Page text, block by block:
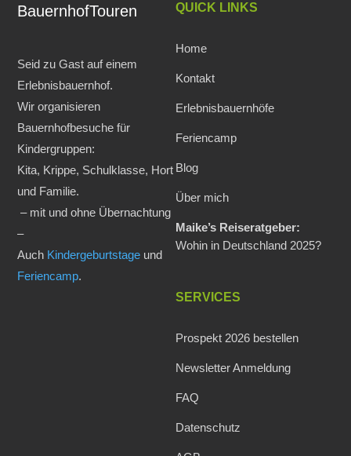
BauernhofTouren
Seid zu Gast auf einem
Erlebnisbauernhof.
Wir organisieren
Bauernhofbesuche für
Kindergruppen:
Kita, Krippe, Schulklasse, Hort
und Familie.
– mit und ohne Übernachtung
–
Auch Kindergeburtstage und
Feriencamp.
QUICK LINKS
Home
Kontakt
Erlebnisbauernhöfe
Feriencamp
Blog
Über mich
Maike’s Reiseratgeber:
Wohin in Deutschland 2025?
SERVICES
Prospekt 2026 bestellen
Newsletter Anmeldung
FAQ
Datenschutz